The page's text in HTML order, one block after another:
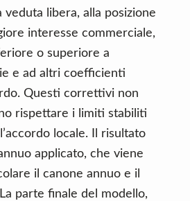
libera, alla posizione
interesse commerciale,
o superiore a
e ad altri coefficienti
Questi correttivi non
rispettare i limiti stabiliti
locale. Il risultato
applicato, che viene
il canone annuo e il
parte finale del modello,